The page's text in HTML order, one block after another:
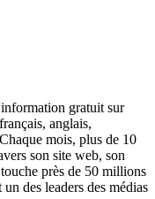
gratuit sur
anglais,
mois, plus de 10
son site web, son
près de 50 millions
des leaders des médias